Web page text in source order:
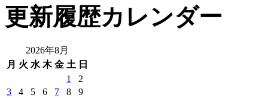
更新履歴カレンダー
2026年8月
月 火 水 木 金 土 日
1
2
3
4 5 6 7 8
9